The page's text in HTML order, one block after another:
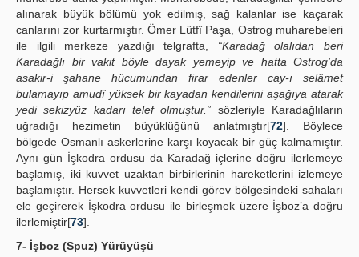
alınarak büyük bölümü yok edilmiş, sağ kalanlar ise kaçarak
canlarını zor kurtarmıştır. Ömer Lûtfî Paşa, Ostrog muharebeleri
ile ilgili merkeze yazdığı telgrafta, “Karadağ olalıdan beri
Karadağlı bir vakit böyle dayak yemeyip ve hatta Ostrog’da
asakir-i şahane hücumundan firar edenler cay-ı selâmet
bulamayıp amudî yüksek bir kayadan kendilerini aşağıya atarak
yedi sekizyüz kadarı telef olmuştur.” sözleriyle Karadağlıların
uğradığı hezimetin büyüklüğünü anlatmıştır[72]. Böylece
bölgede Osmanlı askerlerine karşı koyacak bir güç kalmamıştır.
Aynı gün İşkodra ordusu da Karadağ içlerine doğru ilerlemeye
başlamış, iki kuvvet uzaktan birbirlerinin hareketlerini izlemeye
başlamıştır. Hersek kuvvetleri kendi görev bölgesindeki sahaları
ele geçirerek İşkodra ordusu ile birleşmek üzere İşboz’a doğru
ilerlemiştir[73].
7- İşboz (Spuz) Yürüyüşü